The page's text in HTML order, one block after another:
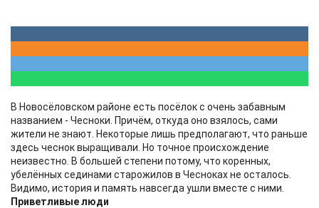
В Новосёловском районе есть посёлок с очень забавным
названием - Чесноки. Причём, откуда оно взялось, сами
жители не знают. Некоторые лишь предполагают, что раньше
здесь чеснок выращивали. Но точное происхождение
неизвестно. В большей степени потому, что коренных,
убелённых сединами старожилов в Чесноках не осталось.
Видимо, история и память навсегда ушли вместе с ними.
Приветливые люди